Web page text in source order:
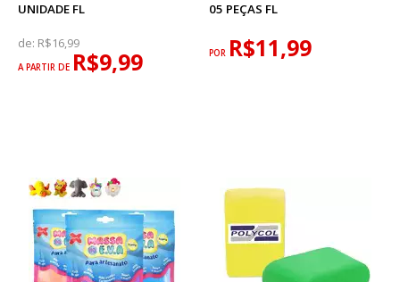
UNIDADE FL
de: R$16,99
A PARTIR DE R$9,99
05 PEÇAS FL
POR R$11,99